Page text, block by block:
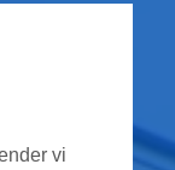
vi